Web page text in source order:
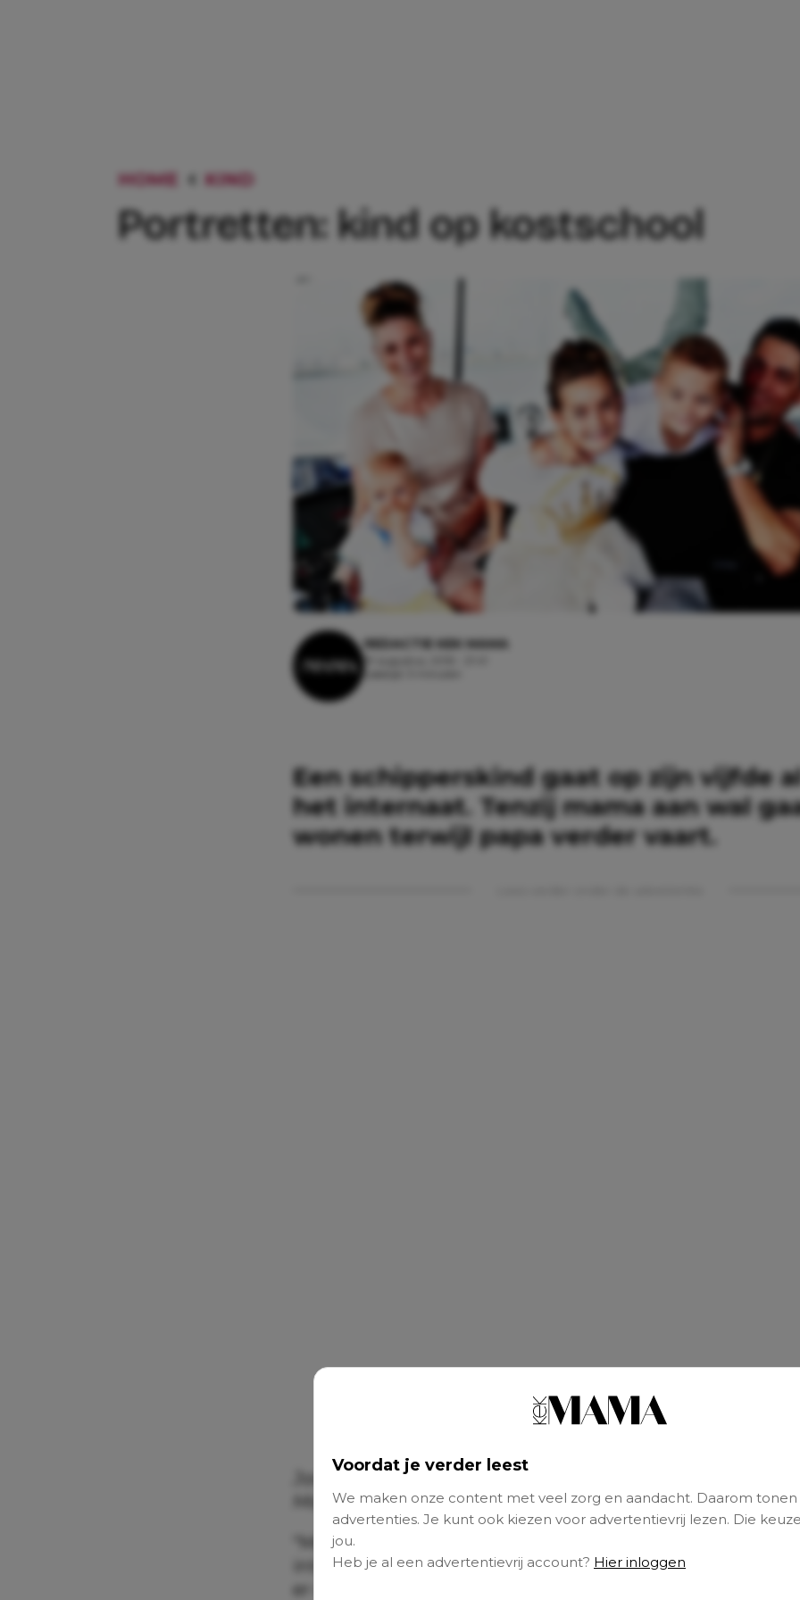
Voordat je verder leest
We maken onze content met veel zorg en aandacht. Daarom
advertenties. Je kunt ook kiezen voor advertentievrij lezen. Die
jou.
Heb je al een advertentievrij account? Hier inloggen
HOME KIND
Portretten: kind op kostschool
REDACTIE KEK MAMA
Een schipperskind gaat op zijn vijfde
het internaat. Tenzij mama aan wal
wonen terwijl papa verder vaart.
Janneke Kornet (29) is getrouwd met Marius en
Marliza (9), Benjamin (5) en Liander (1).
“Marliza vindt het niet meer dan normaal dat ze
internaat woont. Heeft ze afgekeken bij haar neefjes en
er ook zitten. Op haar derde riep ze al dat ze later ook op